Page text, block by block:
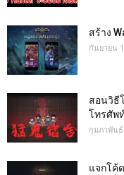
สร้าง
กันยายน
สอนวิธี
โทรศัพ
กุมภาพันธ์
แจกโค้